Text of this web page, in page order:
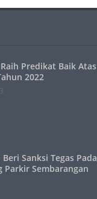
Predikat Baik Atas
2022
Sanksi Tegas Pada
Parkir Sembarangan